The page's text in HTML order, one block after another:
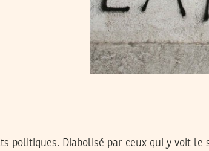
politiques. Diabolisé par ceux qui y voit le